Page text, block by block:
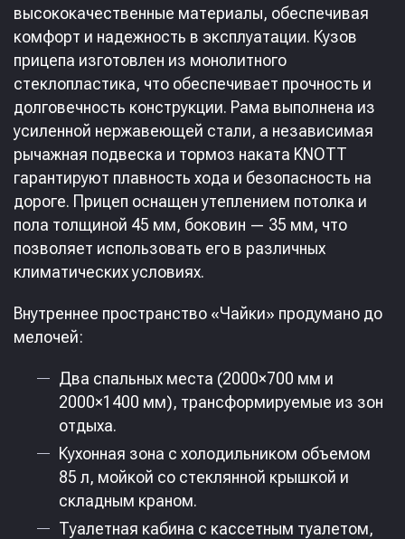
высококачественные материалы, обеспечивая
комфорт и надежность в эксплуатации. Кузов
прицепа изготовлен из монолитного
стеклопластика, что обеспечивает прочность и
долговечность конструкции. Рама выполнена из
усиленной нержавеющей стали, а независимая
рычажная подвеска и тормоз наката KNOTT
гарантируют плавность хода и безопасность на
дороге. Прицеп оснащен утеплением потолка и
пола толщиной 45 мм, боковин — 35 мм, что
позволяет использовать его в различных
климатических условиях. ​
Внутреннее пространство «Чайки» продумано до
мелочей:​
Два спальных места (2000×700 мм и
2000×1400 мм), трансформируемые из зон
отдыха.​
Кухонная зона с холодильником объемом
85 л, мойкой со стеклянной крышкой и
складным краном.​
Туалетная кабина с кассетным туалетом,